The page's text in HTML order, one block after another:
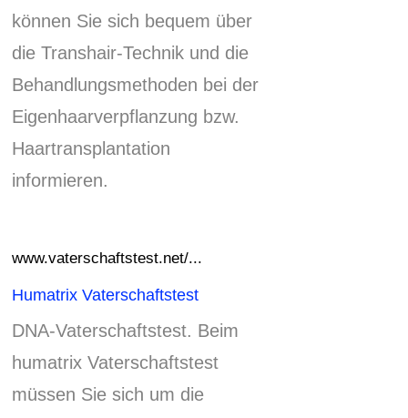
können Sie sich bequem über
die Transhair-Technik und die
Behandlungsmethoden bei der
Eigenhaarverpflanzung bzw.
Haartransplantation
informieren.
www.vaterschaftstest.net/...
Humatrix Vaterschaftstest
DNA-Vaterschaftstest. Beim
humatrix Vaterschaftstest
müssen Sie sich um die